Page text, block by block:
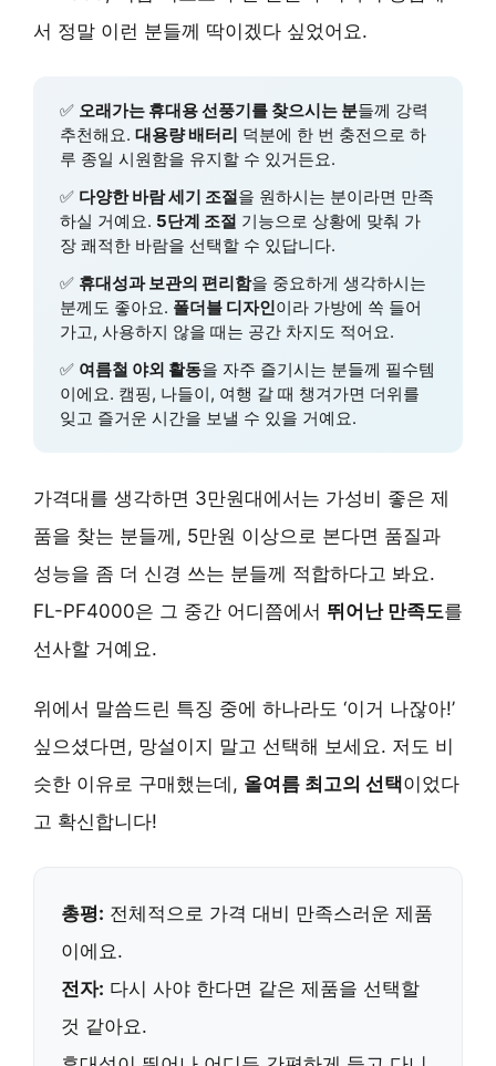
서 정말 이런 분들께 딱이겠다 싶었어요.
✅ 오래가는 휴대용 선풍기를 찾으시는 분들께 강력
추천해요. 대용량 배터리 덕분에 한 번 충전으로 하
루 종일 시원함을 유지할 수 있거든요.
✅ 다양한 바람 세기 조절을 원하시는 분이라면 만족
하실 거예요. 5단계 조절 기능으로 상황에 맞춰 가
장 쾌적한 바람을 선택할 수 있답니다.
✅ 휴대성과 보관의 편리함을 중요하게 생각하시는
분께도 좋아요. 폴더블 디자인이라 가방에 쏙 들어
가고, 사용하지 않을 때는 공간 차지도 적어요.
✅ 여름철 야외 활동을 자주 즐기시는 분들께 필수템
이에요. 캠핑, 나들이, 여행 갈 때 챙겨가면 더위를
잊고 즐거운 시간을 보낼 수 있을 거예요.
가격대를 생각하면 3만원대에서는 가성비 좋은 제
품을 찾는 분들께, 5만원 이상으로 본다면 품질과
성능을 좀 더 신경 쓰는 분들께 적합하다고 봐요.
FL-PF4000은 그 중간 어디쯤에서 뛰어난 만족도를
선사할 거예요.
위에서 말씀드린 특징 중에 하나라도 ‘이거 나잖아!’
싶으셨다면, 망설이지 말고 선택해 보세요. 저도 비
슷한 이유로 구매했는데, 올여름 최고의 선택이었다
고 확신합니다!
총평: 전체적으로 가격 대비 만족스러운 제품
이에요.
전자: 다시 사야 한다면 같은 제품을 선택할
것 같아요.